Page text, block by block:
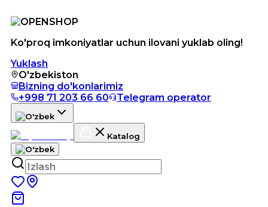
Ko'proq imkoniyatlar uchun ilovani yuklab oling!
Yuklash
O'zbekiston
Bizning do'konlarimiz
+998 71 203 66 60
Telegram operator
Katalog